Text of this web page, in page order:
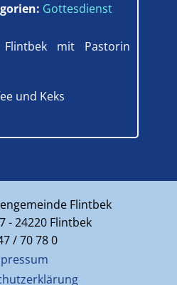
Gottesdienst
mit Pastorin
und Keks
Flintbek
- 24220 Flintbek
/ 70 78 0